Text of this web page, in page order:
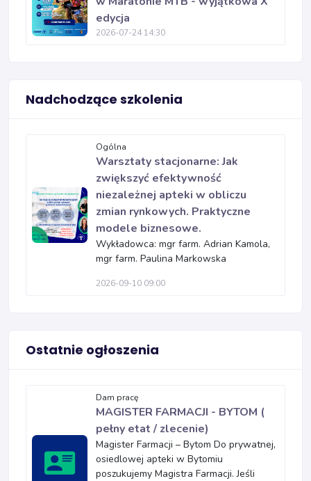
edycja
2026-07-24 14:30
Nadchodzące szkolenia
Ogólna
Warsztaty stacjonarne: Jak
zwiększyć efektywność
niezależnej apteki w obliczu
zmian rynkowych. Praktyczne
modele biznesowe.
Wykładowca: mgr farm. Adrian Kamola,
mgr farm. Paulina Markowska
2026-09-10 09:00
Ostatnie ogłoszenia
Dam pracę
MAGISTER FARMACJI - BYTOM (
pełny etat / zlecenie)
Magister Farmacji – Bytom Do prywatnej,
osiedlowej apteki w Bytomiu
poszukujemy Magistra Farmacji. Jeśli